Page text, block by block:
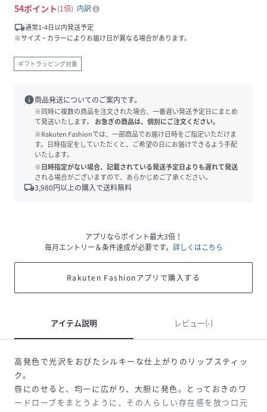
54ポイント 1倍
内訳
local_shipping通常1-4日以内発送予定
※サイズ・カラーによりお届け日が異なる場合があります。
ギフトラッピング対象
info商品発送についてのご案内です。
※同時に複数の商品を注文された場合、一番遅い発送予定日にまとめ
て発送いたします。
お急ぎの商品は、個別にご注文ください。
※Rakuten Fashionでは、一部商品でお届け日時をご指定いただけま
す。日時指定をしていただくと、ご希望の日にお届けできるよう手配
いたします。
※日時指定がない場合、記載されている発送予定日よりも遅れて発送
される場合がございますので、あらかじめご了承ください。
local_shipping3,980円以上の購入で送料無料
アプリならポイント最大3倍！
毎月エントリー＆条件達成が必要です。 詳しくはこちら
Rakuten Fashionアプリで購入する
アイテム説明 レビュー(-)
高発色で光沢をおびたシルキーな仕上がりのリップスティッ
ク。
唇にのせると、均一に広がり、大胆に発色。とっておきのワ
ードローブをまとうように、その人らしい存在感を放つ口元